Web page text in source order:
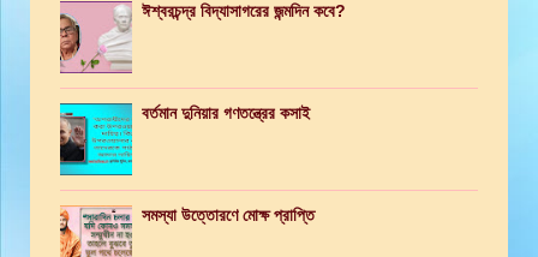
ঈশ্বরচন্দ্র বিদ্যাসাগরের জন্মদিন কবে?
বর্তমান দুনিয়ার গণতন্ত্রের কসাই
সমস্যা উত্তোরণে মোক্ষ প্রাপ্তি